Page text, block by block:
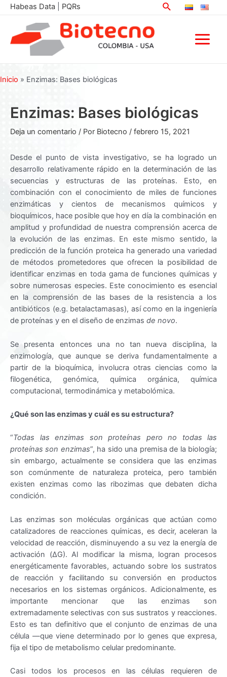
contenido
Habeas Data PQRs Buscar
Main
Inicio » Enzimas: Bases biológicas
Enzimas: Bases biológicas
Deja un comentario / Por Biotecno / febrero 15, 2021
Desde el punto de vista investigativo, se ha logrado un
desarrollo relativamente rápido en la determinación de las
secuencias y estructuras de las proteínas. Esto, en
combinación con el conocimiento de miles de funciones
enzimáticas y cientos de mecanismos químicos y
bioquímicos, hace posible que hoy en día la combinación en
amplitud y profundidad de nuestra comprensión acerca de
la evolución de las enzimas. En este mismo sentido, la
predicción de la función proteica ha generado una variedad
de métodos prometedores que ofrecen la posibilidad de
identificar enzimas en toda gama de funciones químicas y
sobre numerosas especies. Este conocimiento es esencial
en la comprensión de las bases de la resistencia a los
antibióticos (e.g. betalactamasas), así como en la ingeniería
de proteínas y en el diseño de enzimas de novo.
Se presenta entonces una no tan nueva disciplina, la
enzimología, que aunque se deriva fundamentalmente a
partir de la bioquímica, involucra otras ciencias como la
filogenética, genómica, química orgánica, química
computacional, termodinámica y metabolómica.
¿Qué son las enzimas y cuál es su estructura?
“Todas las enzimas son proteínas pero no todas las
proteínas son enzimas”, ha sido una premisa de la biología;
sin embargo, actualmente se considera que las enzimas
son comúnmente de naturaleza proteica, pero también
existen enzimas como las ribozimas que debaten dicha
condición.
Las enzimas son moléculas orgánicas que actúan como
catalizadores de reacciones químicas, es decir, aceleran la
velocidad de reacción, disminuyendo a su vez la energía de
activación (ΔG). Al modificar la misma, logran procesos
energéticamente favorables, actuando sobre los sustratos
de reacción y facilitando su conversión en productos
necesarios en los sistemas orgánicos. Adicionalmente, es
importante mencionar que las enzimas son
extremadamente selectivas con sus sustratos y reacciones.
Esto es tan definitivo que el conjunto de enzimas de una
célula —que viene determinado por lo genes que expresa,
fija el tipo de metabolismo celular predominante.
Casi todos los procesos en las células requieren de